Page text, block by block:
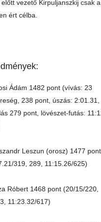
vezető Kirpuljanszkij csak a
ért célba.
1482 pont (vívás: 23
238 pont, úszás: 2:01.31,
279 pont, lövészet-futás:
Leszun (orosz) 1477 pont
319, 289, 11:15.26/625)
1468 pont (20/15/220,
11:23.32/617)